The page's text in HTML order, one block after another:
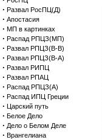
· Развал РосПЦ(Д)
· Апостасия
· МП в картинках
· Распад РПЦЗ(МП)
· Развал РПЦЗ(В-В)
· Развал РПЦЗ(В-А)
· Развал РИПЦ
· Развал РПАЦ
· Распад РПЦЗ(А)
· Распад ИПЦ Греции
· Царский путь
· Белое Дело
· Дело о Белом Деле
· Врангелиана